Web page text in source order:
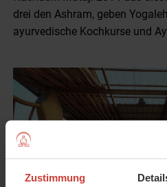
Zustimmung
drei den Ashram, geben
ayurvedische Kochkurse und